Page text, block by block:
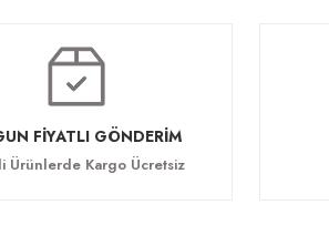
FİYATLI GÖNDERİM
Ürünlerde Kargo Ücretsiz